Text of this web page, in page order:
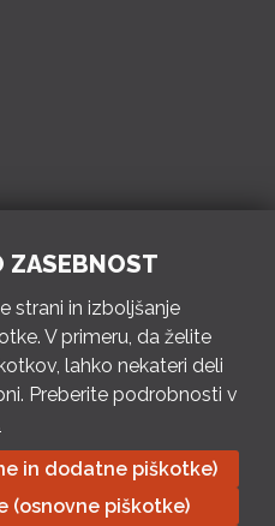
12 h
| IBAN: SI56 1010 0003
d.d.| Predsednik Uprave:
ZASEBNOST
strani in izboljšanje
V primeru, da želite
lahko nekateri deli
Preberite podrobnosti v
in dodatne piškotke)
(osnovne piškotke)